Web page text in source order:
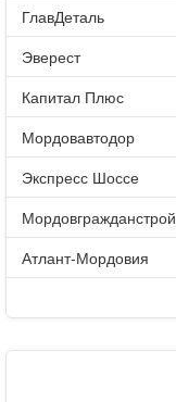
ГлавДеталь
Эверест
Капитал Плюс
Мордовавтодор
Экспресс Шоссе
Мордовгражданстрой
Атлант-Мордовия